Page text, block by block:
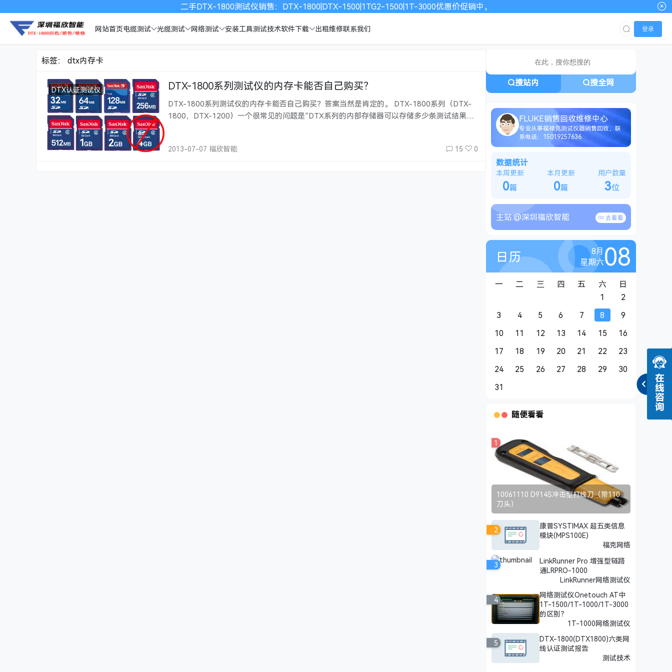
二手DTX-1800测试仪销售：DTX-1800|DTX-1500|1TG2-1500|1T-3000优惠价促销中。
网站首页电缆测试 光缆测试 网络测试 安装工具测试技术软件下载 出租维修联系我们 登录
标签： dtx内存卡
DTX认证测试仪 DTX-1800系列测试仪的内存卡能否自己购买？
DTX-1800系列测试仪的内存卡能否自己购买？答案当然是肯定的。 DTX-1800系列（DTX-
1800，DTX-1200）一个很常见的问题是“DTX系列的内部存储器可以存储多少条测试结果？”
2013-07-07 福欣智能 15 0
搜站内 搜全网
FLUKE销售回收维修中心
专业从事福禄克测试仪器销售回收，联
系电话：15019257636
数据统计
本周更新
0篇
本月更新
0篇
用户数量
3位
主站:@深圳福欣智能 去看看
日历
8月
星期六08
一 二 三 四 五 六
日
1
2
3
4 5 6 7 8
9
10
11 12 13 14 15
16
17
18 19 20 21 22
23
24
25 26 27 28 29
30
31
随便看看
1
10061110 D914S冲击型打线刀（带110
刀头）
2
康普SYSTIMAX 超五类信息
模块(MPS100E)
福克网络
3
LinkRunner Pro 增强型链路
通LRPRO-1000
LinkRunner网络测试仪
4
网络测试仪Onetouch AT中
1T-1500/1T-1000/1T-3000
的区别？
1T-1000网络测试仪
5
DTX-1800(DTX1800)六类网
线认证测试报告
测试技术